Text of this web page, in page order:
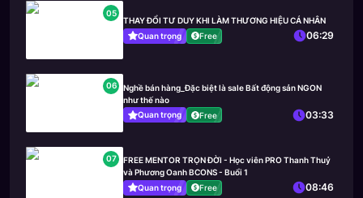
05
THAY ĐỔI TƯ DUY KHI LÀM THƯƠNG HIỆU CÁ NHÂN
Quan trọng
Free 06:29
06
Nghề bán hàng_Đặc biệt là sale Bất động sản NGON
như thế nào
Quan trọng
Free 03:33
07
FREE MENTOR TRỌN ĐỜI - Học viên PRO Thanh Thuỷ
và Phương Oanh BCONS - Buổi 1
Quan trọng
Free 08:46